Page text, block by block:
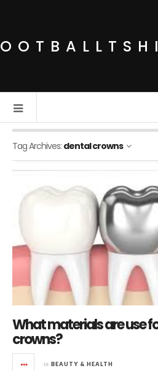
Tag Archives: dental crowns
What materials are use
crowns?
in BEAUTY & HEALTH